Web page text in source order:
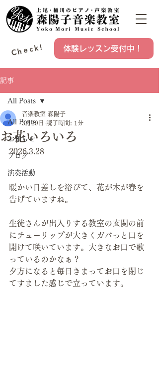
Check! 体験レッスン受付中！
記事
All Posts
お知らせ
ブログ
演奏活動
All Posts
お花いろいろ
音楽教室 森陽子
3月29日 読了時間: 1分
2026.3.28
暖かい日差しを浴びて、花が木が春を
告げていますね。
生徒さんが出入りする教室の玄関の前
にチューリップが大きくガバっと口を
開けて咲いています。大きなお口で歌
っているのかなぁ？
夕方になると毎日きまってお口を閉じ
てすました感じで立っています。